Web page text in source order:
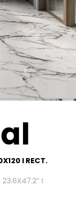
I RECT.
23.6X47.2” I